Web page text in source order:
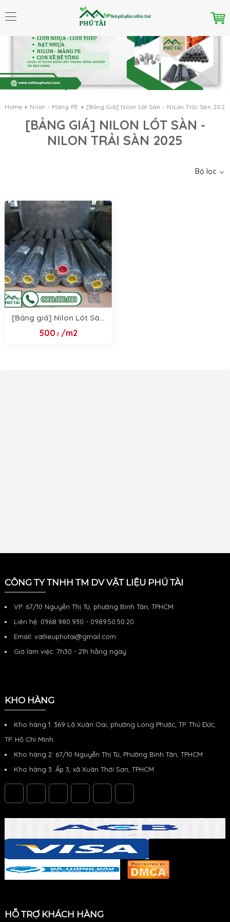
Danh mục
Home Nilon - Màng PE [Bảng Giá] Nilon Lót Sàn - NiLon Trải Sàn 2025
[BẢNG GIÁ] NILON LÓT SÀN -
NILON TRẢI SÀN 2025
Bộ lọc
[Bảng giá] Nilon Lót Sàn
- Nilon Trải Sàn Đổ Bê
Tông 2026
500 /m2
CÔNG TY TNHH TM DV VẬT LIỆU PHÚ TÀI
VP: 67/10 Nguyễn Thị Tú, phường Bình Tân, TPHCM
Liên hệ: 0968.980.930 - 0989.50.50.20
Email: vatlieuphutai@gmail.com
Giờ làm việc: 7h30 - 21h hằng ngày
KHO HÀNG
Kho hàng 1: 369 Lã Xuân Oai, phường Long Phước, TP. Thủ Đức,
TP. Hồ Chí Minh.
Kho hàng 2: 67/10 Nguyễn Thị Tú, Phường Bình Tân, TPHCM
Kho hàng 3: Ấp 3, xã Xuân Thới Sơn, TPHCM
HỖ TRỢ KHÁCH HÀNG